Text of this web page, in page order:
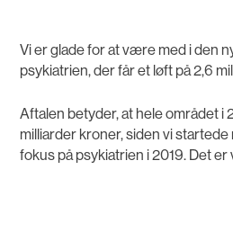
Vi er glade for at være med i den
psykiatrien, der får et løft på 2,6
Aftalen betyder, at hele området i
milliarder kroner, siden vi
fokus på psykiatrien i 2019. Det